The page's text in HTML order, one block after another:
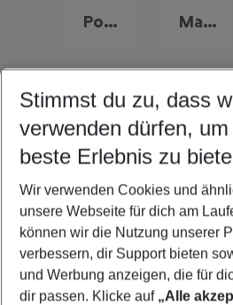
Portugal Urlaub Malta Urlaub
Quicklinks
Frübucher Angebote
Pauschalreisen Valencia
Familienurlaub Valencia
Flug & Hotel Valencia
Last Minute Valencia
Stimmst du zu, dass
verwenden dürfen,
beste Erlebnis zu
Wir verwenden Cookies und
unsere Webseite für dich am
können wir die Nutzung unserer
verbessern, dir Support bieten
und Werbung anzeigen, die für
dir passen. Klicke auf „Alle